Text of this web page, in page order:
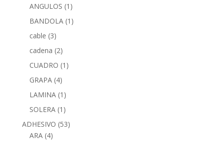
ANGULOS (1)
BANDOLA (1)
cable (3)
cadena (2)
CUADRO (1)
GRAPA (4)
LAMINA (1)
SOLERA (1)
ADHESIVO (53)
ARA (4)